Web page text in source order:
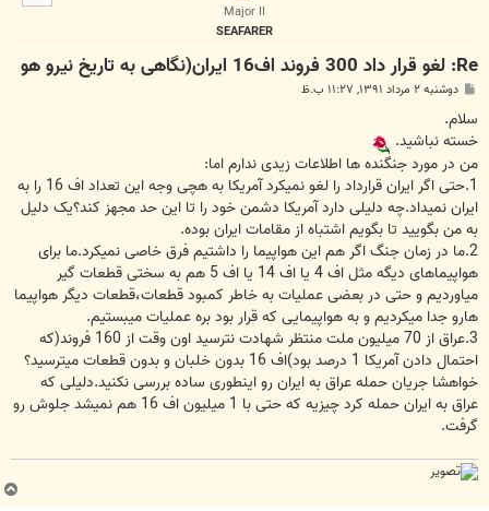
Major II
SEAFARER
Re: لغو قرار داد 300 فروند اف16 ایران(نگاهی به تاریخ نیرو هو
پ
ت
دوشنبه ۲ مرداد ۱۳۹۱, ۱۱:۲۷ ب.ظ
سلام.
خسته نباشید.
من در مورد جنگنده ها اطلاعات زیدی ندارم اما:
1.حتی اگر ایران قرارداد را لغو نمیکرد آمریکا به هچی وجه این تعداد اف 16 را به
ایران نمیداد.چه دلیلی دارد آمریکا دشمن خود را تا این حد مجهز کند؟یک دلیل
به من بگویید تا بگویم اشتباه از مقامات ایران بوده.
2.ما در زمان جنگ اگر هم این هواپیما را داشتیم فرق خاصی نمیکرد.ما برای
هواپیماهای دیگه مثل اف 4 یا اف 14 یا اف 5 هم به سختی قطعات گیر
میاوردیم و حتی در بعضی عملیات به خاطر کمبود قطعات،قطعات دیگر هواپیما
هارو جدا میکردیم و به هواپیمایی که قرار بود بره عملیات میبستیم.
3.عراق از 70 میلیون ملت منتظر شهادت نترسید اون وقت از 160 فروند(که
احتمال دادن آمریکا 1 درصد بود)اف 16 بدون خلبان و بدون قطعات میترسید؟
خواهشا جریان حمله عراق به ایران رو اینطوری ساده بررسی نکنید.دلیلی که
عراق به ایران حمله کرد چیزیه که حتی با 1 میلیون اف 16 هم نمیشد جلوش رو
گرفت.
ب